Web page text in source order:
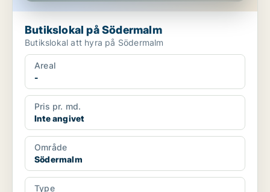
Butikslokal på Södermalm
Butikslokal att hyra på Södermalm
Areal
-
Pris pr. md.
Inte angivet
Område
Södermalm
Type